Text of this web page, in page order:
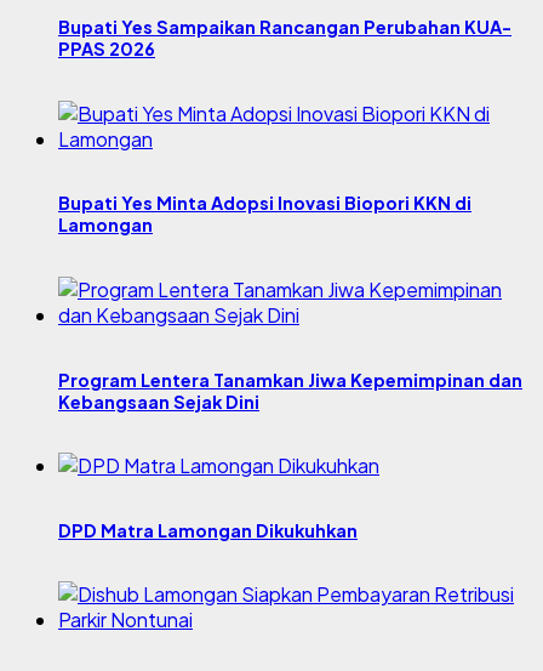
Bupati Yes Sampaikan Rancangan Perubahan KUA-
PPAS 2026
Bupati Yes Minta Adopsi Inovasi Biopori KKN di
Lamongan
Program Lentera Tanamkan Jiwa Kepemimpinan dan
Kebangsaan Sejak Dini
DPD Matra Lamongan Dikukuhkan